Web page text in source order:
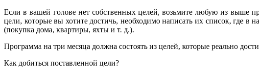
Если в вашей голове нет собственных целей, возьмите любую из выше
цели, которые вы хотите достичь, необходимо написать их список, где в
(покупка дома, квартиры, яхты и т. д.).
Программа на три месяца должна состоять из целей, которые реально
Как добиться поставленной цели?